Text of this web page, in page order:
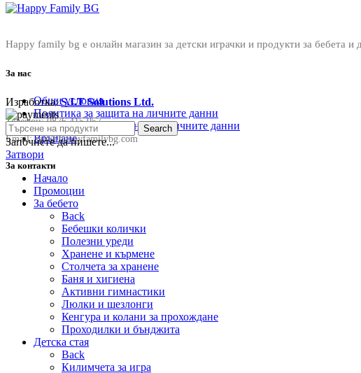
Happy family bg е онлайн магазин за детски играчки и продукти за бебета
За нас
Общи условия
Политика за защита на личните данни
Политика за съхранение на личните данни
Връщане
За контакти
Телефон:0876 415 057
Email:sale@happyfamilybg.com
Изработка:S.I.T Solutions Ltd.
Search
Започнете да пишете...
Затвори
Начало
Промоции
За бебето
Back
Бебешки колички
Полезни уреди
Хранене и кърмене
Столчета за хранене
Баня и хигиена
Активни гимнастики
Люлки и шезлонги
Кенгура и колани за прохождане
Проходилки и бънджита
Детска стая
Back
Килимчета за игра